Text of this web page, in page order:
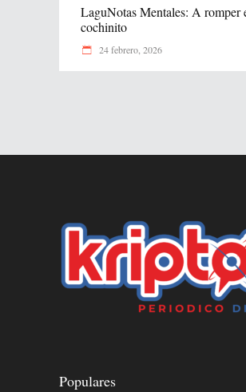
LaguNotas Mentales: A romper
cochinito
24 febrero, 2026
Populares